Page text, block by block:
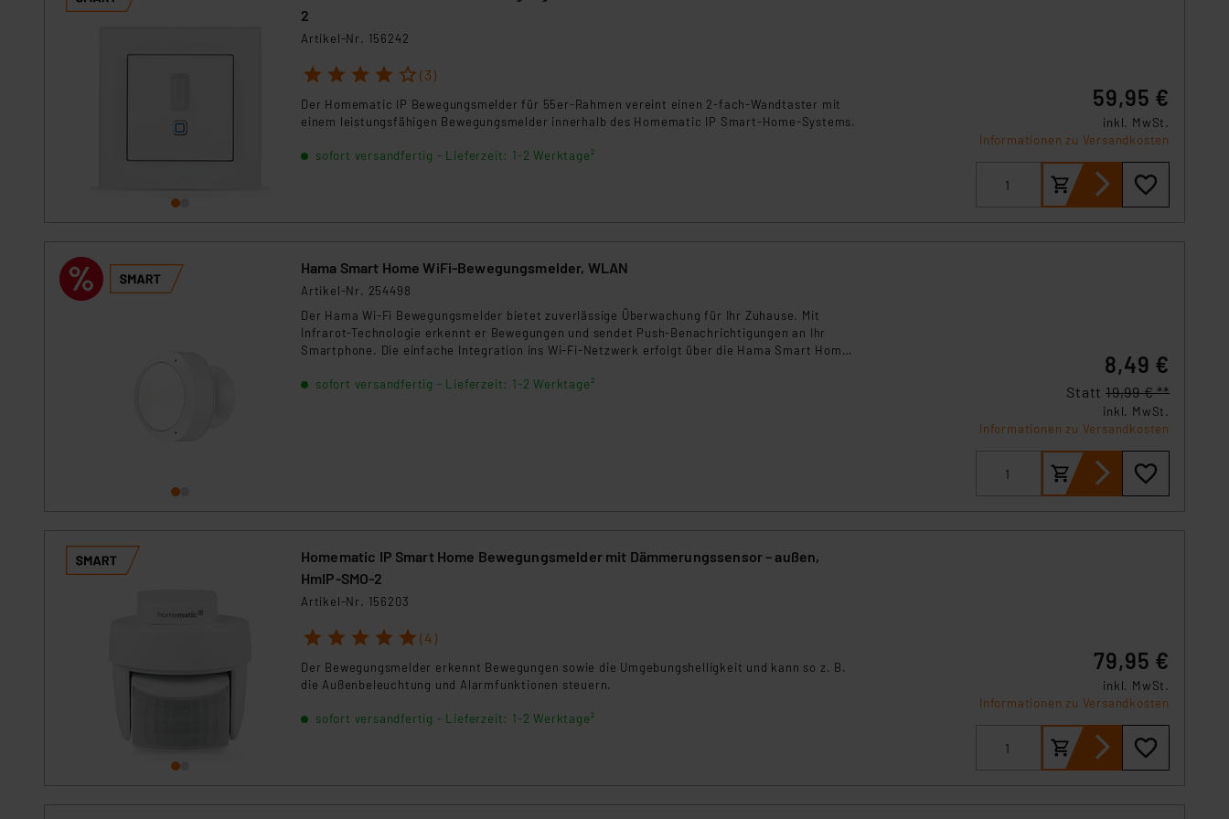
Für die USA besteht kein Angemessenheitsbeschluss der EU. Dies bedeutet, dass die USA als Land mit unzureichendem
Unsere Kooperation mit diesen Dienstleistern stützt sich auf die Standarddatenschutzklauseln der Europäischen
Daten, verbundenen Risiken.“
Impressum| Datenschutzerklärung
2
Artikel-Nr. 156242
1 2 3 4 5 (3)
Der Homematic IP Bewegungsmelder für 55er-Rahmen vereint einen 2-fach-Wandtaster mit
einem leistungsfähigen Bewegungsmelder innerhalb des Homematic IP Smart-Home-Systems.
sofort versandfertig - Lieferzeit: 1-2 Werktage²
59,95 €
inkl. MwSt.
Informationen zu Versandkosten
Hama Smart Home WiFi-Bewegungsmelder, WLAN
Artikel-Nr. 254498
Der Hama Wi-Fi Bewegungsmelder bietet zuverlässige Überwachung für Ihr Zuhause. Mit
Infrarot-Technologie erkennt er Bewegungen und sendet Push-Benachrichtigungen an Ihr
Smartphone. Die einfache Integration ins Wi-Fi-Netzwerk erfolgt über die Hama Smart Home
Bereichen.
sofort versandfertig - Lieferzeit: 1-2 Werktage²
8,49 €
Statt 19,99 € **
inkl. MwSt.
Informationen zu Versandkosten
Homematic IP Smart Home Bewegungsmelder mit Dämmerungssensor – außen,
HmIP-SMO-2
Artikel-Nr. 156203
1 2 3 4 5 (4)
Der Bewegungsmelder erkennt Bewegungen sowie die Umgebungshelligkeit und kann so z. B.
die Außenbeleuchtung und Alarmfunktionen steuern.
sofort versandfertig - Lieferzeit: 1-2 Werktage²
79,95 €
inkl. MwSt.
Informationen zu Versandkosten